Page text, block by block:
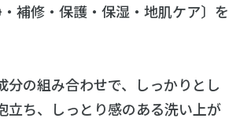
補修・保護・保湿・地肌ケア〕を
分の組み合わせで、しっかりとし
立ち、しっとり感のある洗い上が